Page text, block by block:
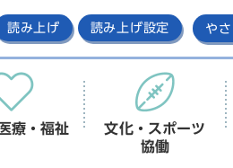
読み上げ 読み上げ設定 や
療・福祉
文化・スポーツ
協働